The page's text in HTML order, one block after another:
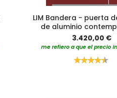
LIM Bandera - puerta
de aluminio
3.420,00 €
me refiero a que el precio
Valoración: